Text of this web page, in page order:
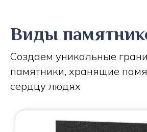
Виды
Создаем уникальные
памятники, хранящие
сердцу людях